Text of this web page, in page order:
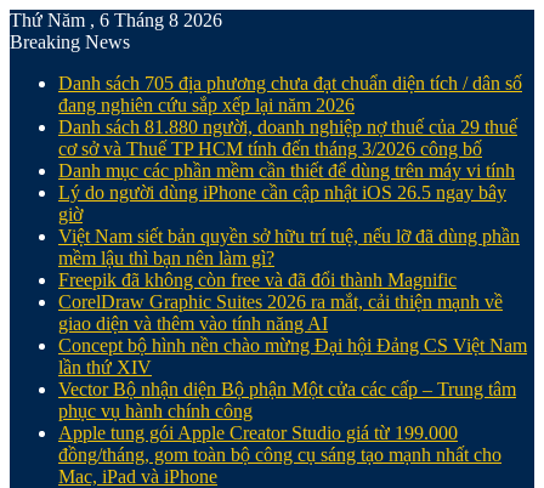
Thứ Năm , 6 Tháng 8 2026
Breaking News
Danh sách 705 địa phương chưa đạt chuẩn diện tích / dân số
đang nghiên cứu sắp xếp lại năm 2026
Danh sách 81.880‬ người, doanh nghiệp nợ thuế của 29 thuế
cơ sở và Thuế TP HCM tính đến tháng 3/2026 công bố
Danh mục các phần mềm cần thiết để dùng trên máy vi tính
Lý do người dùng iPhone cần cập nhật iOS 26.5 ngay bây
giờ
Việt Nam siết bản quyền sở hữu trí tuệ, nếu lỡ đã dùng phần
mềm lậu thì bạn nên làm gì?
Freepik đã không còn free và đã đổi thành Magnific
CorelDraw Graphic Suites 2026 ra mắt, cải thiện mạnh về
giao diện và thêm vào tính năng AI
Concept bộ hình nền chào mừng Đại hội Đảng CS Việt Nam
lần thứ XIV
Vector Bộ nhận diện Bộ phận Một cửa các cấp – Trung tâm
phục vụ hành chính công
Apple tung gói Apple Creator Studio giá từ 199.000
đồng/tháng, gom toàn bộ công cụ sáng tạo mạnh nhất cho
Mac, iPad và iPhone